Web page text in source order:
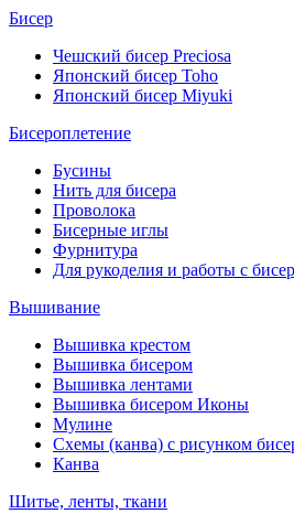
Бисер
Чешский бисер Preciosa
Японский бисер Toho
Японский бисер Miyuki
Бисероплетение
Бусины
Нить для бисера
Проволока
Бисерные иглы
Фурнитура
Для рукоделия и работы с
Вышивание
Вышивка крестом
Вышивка бисером
Вышивка лентами
Вышивка бисером Иконы
Мулине
Схемы (канва) с рисунком
Канва
Шитье, ленты, ткани